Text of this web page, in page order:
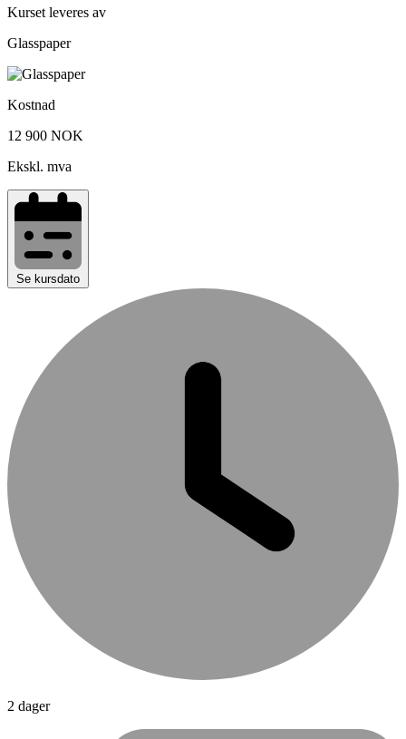
Kurset leveres av
Glasspaper
Kostnad
12 900 NOK
Ekskl. mva
Se kursdato
2 dager